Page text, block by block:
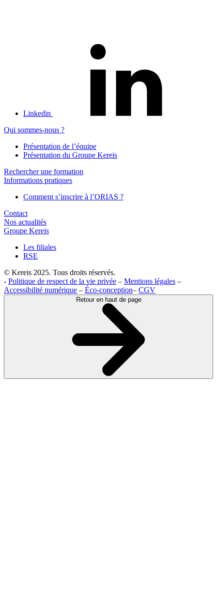
Linkedin
Qui sommes-nous ?
Présentation de l’équipe
Présentation du Groupe Kereis
Rechercher une formation
Informations pratiques
Comment s’inscrire à l’ORIAS ?
Contact
Nos actualités
Groupe Kereis
Les filiales
RSE
© Kereis 2025. Tous droits réservés.
- Politique de respect de la vie privée – Mentions légales –
Accessibilité numérique – Éco-conception– CGV
Retour en haut de page